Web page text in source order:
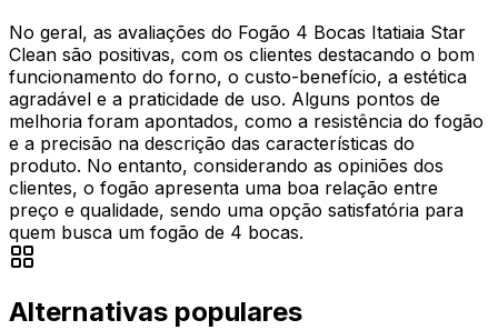
No geral, as avaliações do Fogão 4 Bocas Itatiaia Star
Clean são positivas, com os clientes destacando o bom
funcionamento do forno, o custo-benefício, a estética
agradável e a praticidade de uso. Alguns pontos de
melhoria foram apontados, como a resistência do fogão
e a precisão na descrição das características do
produto. No entanto, considerando as opiniões dos
clientes, o fogão apresenta uma boa relação entre
preço e qualidade, sendo uma opção satisfatória para
quem busca um fogão de 4 bocas.
Alternativas populares